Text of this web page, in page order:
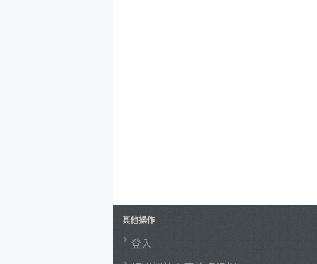
其他操作
登入